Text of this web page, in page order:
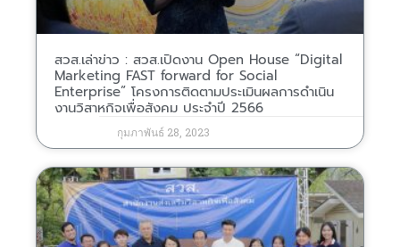
สวส.เล่าข่าว : สวส.เปิดงาน Open House “Digital
Marketing FAST forward for Social
Enterprise” โครงการติดตามประเมินผลการดำเนิน
งานวิสาหกิจเพื่อสังคม ประจำปี 2566
กุมภาพันธ์ 28, 2023